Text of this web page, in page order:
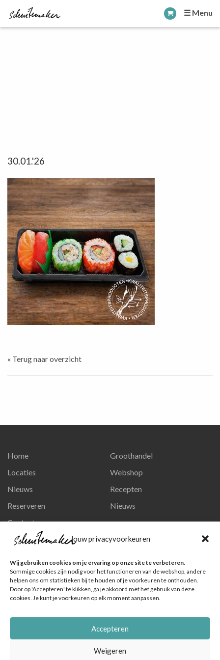
Jouw privacyvoorkeuren
Wij gebruiken cookies om je ervaring op onze site te verbeteren.
Sommige cookies zijn nodig voor het functioneren van de webshop, andere
helpen ons om statistieken bij te houden of je voorkeuren te onthouden.
Door op 'Accepteren' te klikken, ga je akkoord met het gebruik van deze
cookies. Je kunt je voorkeuren op elk moment aanpassen.
Accepteren
Weigeren
☰ Menu
30.01.'26
« Terug naar overzicht
Home
Locaties
Nieuws
Reserveren
Contact
Privacy en persoonsgegevens
Groothandel
Webshop
Recepten
Nieuws
Ga naar onze pagina
Volg ons op Instagram
Ga naar onze pagina